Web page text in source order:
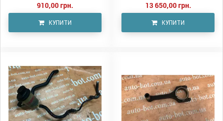
910,00 грн.
КУПИТИ
13 650,00 грн.
КУПИТИ